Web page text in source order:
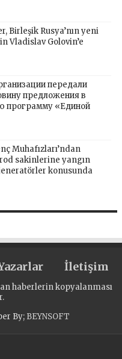
Birleşik Rusya’nın yeni
Vladislav Golovin’e
передали
предложения в
программу «Единой
Muhafızları’ndan
sakinlerine yangın
konusunda
İletişim
haberlerin kopyalanması
By; BEYNSOFT